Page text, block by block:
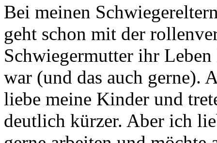
Bei meinen
geht schon mit der
Schwiegermutter ihr
war (und das auch gerne).
liebe meine Kinder und
deutlich kürzer. Aber ich